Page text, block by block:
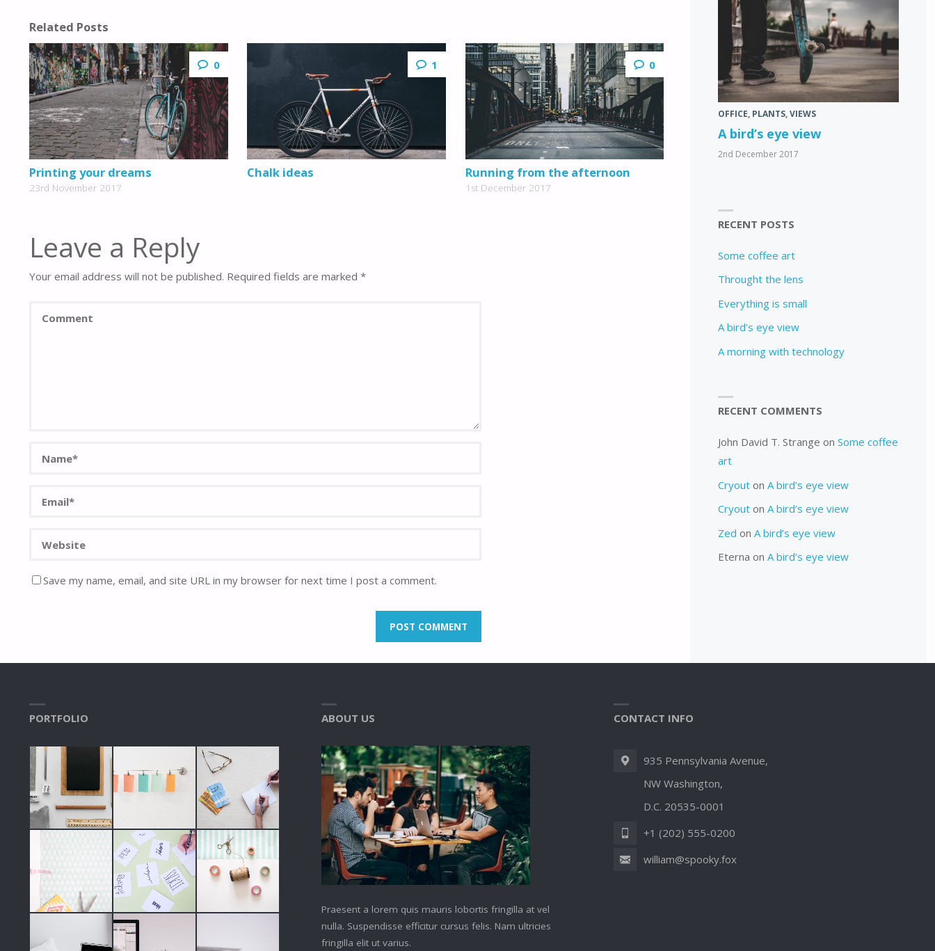
Related Posts
0
Printing your dreams
23rd November 2017
1
Chalk ideas
0
Running from the afternoon
1st December 2017
Leave a Reply
Your email address will not be published. Required fields are marked *
Save my name, email, and site URL in my browser for next time I post a comment.
OFFICE, PLANTS,VIEWS
A bird’s eye view
2nd December 2017
RECENT POSTS
Some coffee art
Throught the lens
Everything is small
A bird’s eye view
A morning with technology
RECENT COMMENTS
John David T. Strange on Some coffee
art
Cryouton A bird’s eye view
Cryouton A bird’s eye view
Zed on A bird’s eye view
Eterna on A bird’s eye view
PORTFOLIO ABOUT US
Praesent a lorem quis mauris lobortis fringilla at vel
nulla. Suspendisse efficitur cursus felis. Nam ultricies
fringilla elit ut varius.
CONTACT INFO
935 Pennsylvania Avenue,
NW Washington,
D.C. 20535-0001
+1 (202) 555-0200
william@spooky.fox